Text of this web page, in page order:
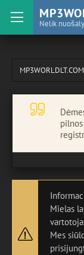
Nelik
MP3WORLDLT.COM
Mielas
Mes